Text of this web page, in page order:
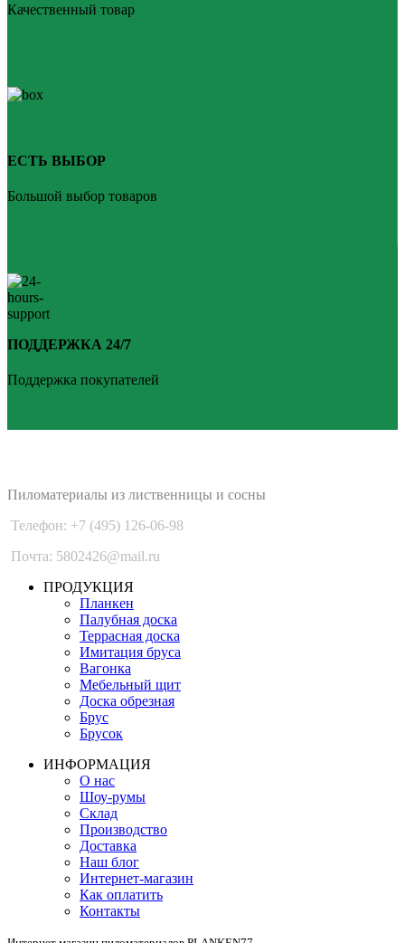
Качественный товар
ЕСТЬ ВЫБОР
Большой выбор товаров
ПОДДЕРЖКА 24/7
Поддержка покупателей
Пиломатериалы из лиственницы и сосны
Телефон: +7 (495) 126-06-98
Почта: 5802426@mail.ru
ПРОДУКЦИЯ
Планкен
Палубная доска
Террасная доска
Имитация бруса
Вагонка
Мебельный щит
Доска обрезная
Брус
Брусок
ИНФОРМАЦИЯ
О нас
Шоу-румы
Склад
Производство
Доставка
Наш блог
Интернет-магазин
Как оплатить
Контакты